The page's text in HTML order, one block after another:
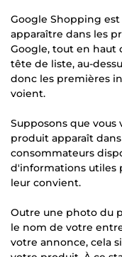
Google Shopping
apparaître dans les
Google, tout en haut
tête de liste, au-
donc les premières
voient.
Supposons que vous
produit apparaît
consommateurs
d'informations utiles
leur convient.
Outre une photo du
le nom de votre
votre annonce, cela